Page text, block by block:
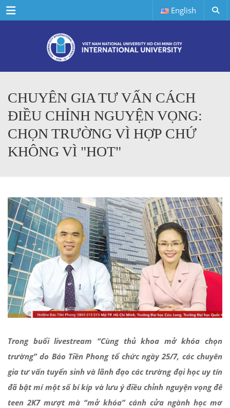
Menu English
CHUYÊN GIA TƯ VẤN CÁCH
ĐIỀU CHỈNH NGUYỆN VỌNG:
CHỌN TRƯỜNG VÌ HỢP CHỨ
KHÔNG VÌ "HOT"
Trong buổi livestream “Cùng thủ khoa mở khóa chọn
trường” do Báo Tiền Phong tổ chức ngày 25/7, các chuyên
gia tư vấn tuyển sinh và lãnh đạo các trường đại học uy tín
đã bật mí một số bí kíp và lưu ý điều chỉnh nguyện vọng để
teen 2K7 mượt mà “mở khóa” cánh cửa ngành học mơ